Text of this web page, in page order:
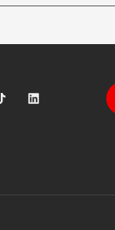
auf Instagram
Sparkasse auf TikTok
Sparkasse auf